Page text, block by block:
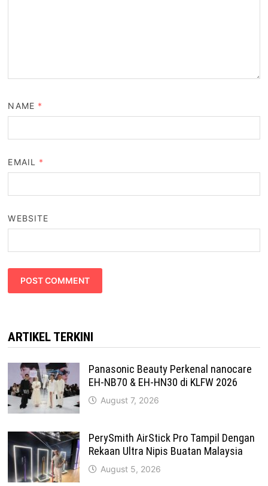
NAME *
EMAIL *
WEBSITE
ARTIKEL TERKINI
Panasonic Beauty Perkenal nanocare
EH-NB70 & EH-HN30 di KLFW 2026
August 7, 2026
PerySmith AirStick Pro Tampil Dengan
Rekaan Ultra Nipis Buatan Malaysia
August 5, 2026